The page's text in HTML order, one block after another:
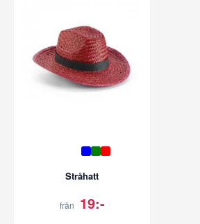
Stråhatt
från 19:-